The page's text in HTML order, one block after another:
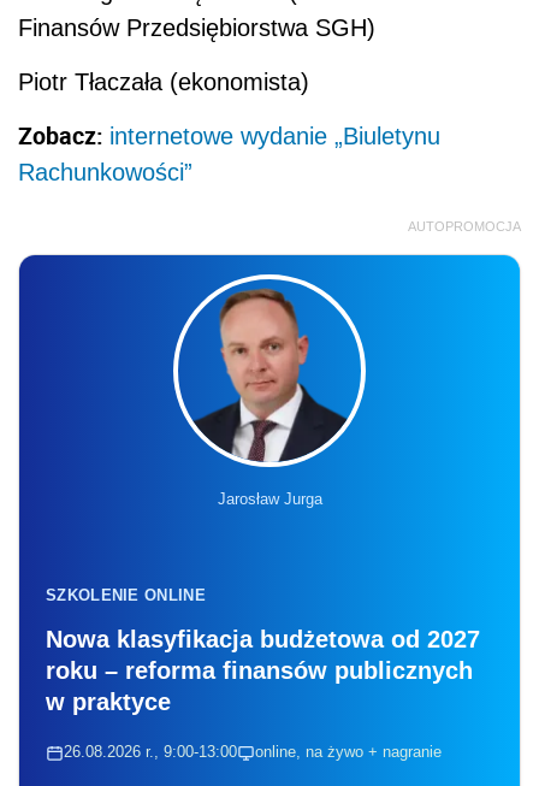
Finansów Przedsiębiorstwa SGH)
Piotr Tłaczała (ekonomista)
Zobacz: internetowe wydanie „Biuletynu
Rachunkowości”
AUTOPROMOCJA
Jarosław Jurga
SZKOLENIE ONLINE
Nowa klasyfikacja budżetowa od 2027
roku – reforma finansów publicznych
w praktyce
26.08.2026 r., 9:00-13:00 online, na żywo + nagranie